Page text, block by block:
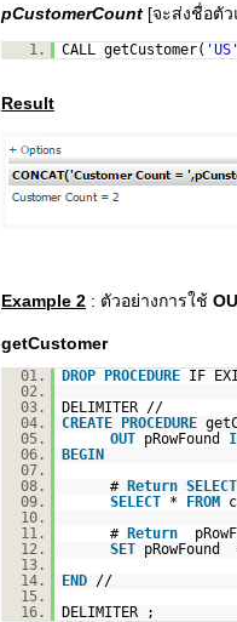
pCustomerCount [จะส่งชื่อตั
1. CALL getCustomer( 'US'
Result
Example 2 : ตัวอย่างการใช้
getCustomer
01. DROP PROCEDURE
IF
02.
03.
DELIMITER //
04.
CREATE PROCEDURE
05.
OUT pRowFound
06.
BEGIN
07.
08.
# Return SELECT
09.
SELECT * FROM
10.
11.
# Return
12.
SET
pRowFound
13.
14.
END
//
15.
16.
DELIMITER ;